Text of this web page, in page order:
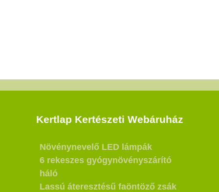
Kertlap Kertészeti Webáruház
Növénynevelő LED lámpák
6 rekeszes gyógynövényszárító
háló
Lassú áteresztésű faöntöző zsák